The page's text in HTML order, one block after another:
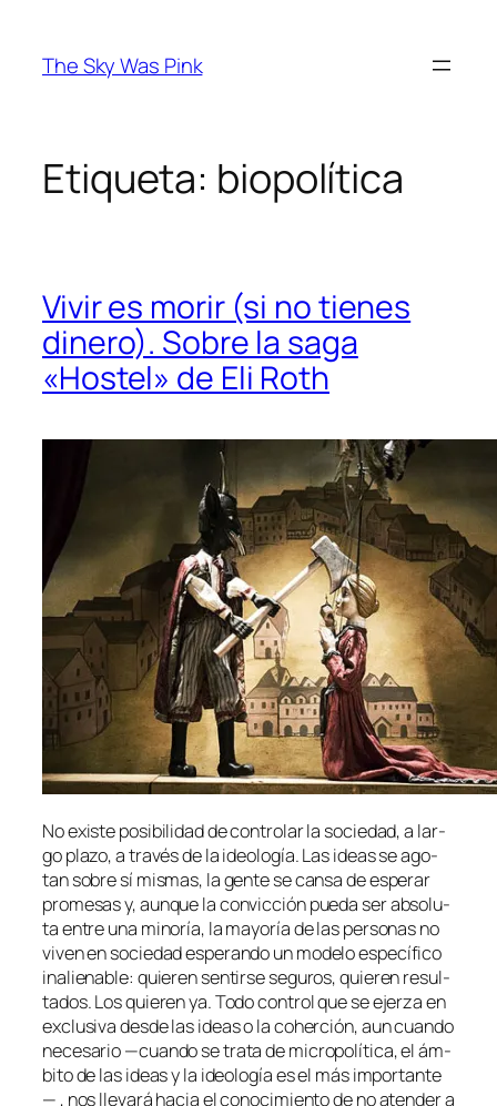
contenido
The Sky Was Pink
Etiqueta: biopolítica
Vivir es morir (si no tienes
dinero). Sobre la saga
«Hostel» de Eli Roth
No exis­te po­si­bi­li­dad de con­tro­lar la so­cie­dad, a lar­
go pla­zo, a tra­vés de la ideo­lo­gía. Las ideas se ago­
tan so­bre sí mis­mas, la gen­te se can­sa de es­pe­rar
pro­me­sas y, aun­que la con­vic­ción pue­da ser ab­so­lu­
ta en­tre una mi­no­ría, la ma­yo­ría de las per­so­nas no
vi­ven en so­cie­dad es­pe­ran­do un mo­de­lo es­pe­cí­fi­co
in­alie­na­ble: quie­ren sen­tir­se se­gu­ros, quie­ren re­sul­
ta­dos. Los quie­ren ya. Todo con­trol que se ejer­za en
ex­clu­si­va des­de las ideas o la co­her­ción, aun cuan­do
ne­ce­sa­rio —cuan­do se tra­ta de mi­cro­po­lí­ti­ca, el ám­
bi­to de las ideas y la ideo­lo­gía es el más im­por­tan­te
— , nos lle­va­rá ha­cia el co­no­ci­mien­to de no aten­der a